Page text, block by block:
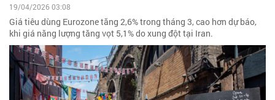
19/04/2026 03:08
Giá tiêu dùng Eurozone tăng 2,6% trong tháng 3, cao hơn dự báo,
khi giá năng lượng tăng vọt 5,1% do xung đột tại Iran.